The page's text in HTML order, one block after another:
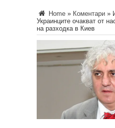
Home » Коментари »
Украинците очакват от
на разходка в Киев